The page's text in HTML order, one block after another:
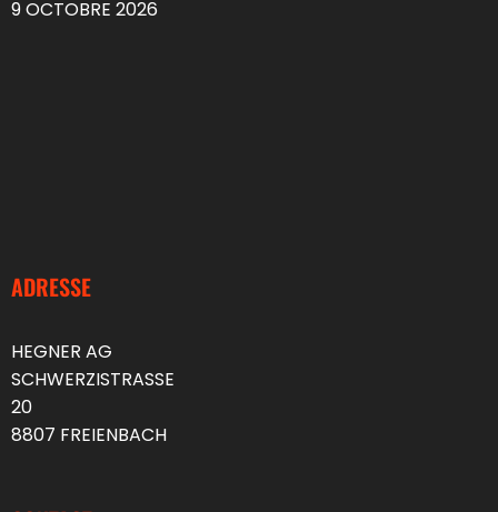
9 OCTOBRE 2026
ADRESSE
HEGNER AG
SCHWERZISTRASSE
20
8807 FREIENBACH